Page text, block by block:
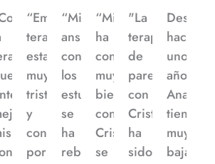
“Empecé
terapia
estando
muy
triste
y
condicionada
por
“Mi
ansiedad
con
los
estudios
se
ha
rebajado,
“Mireia
ha
conectado
muy
bien
con
Cristina,
se
"La
terapia
de
pareja
con
Cristina
ha
sido
Desde
hace
unos
años
Ana
tiene
muy
baja